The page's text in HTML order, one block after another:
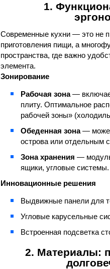
1.
Современные кухни — это не
приготовления пищи, а
пространства, где важно
элемента.
Зонирование
Рабочая зона—
плиту. Оптимальное
рабочей зоны»
Обеденная зона—
острова или отдельным
Зона хранения —
ящики, угловые системы.
Инновационные решения
Выдвижные панели для
Угловые карусельные
Встроенная подсветка
2. Материалы: